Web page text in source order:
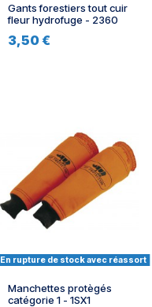
Gants forestiers tout cuir
fleur hydrofuge - 2360
3,50 €
En rupture de stock avec réassort
Manchettes protègés
catégorie 1 - 1SX1